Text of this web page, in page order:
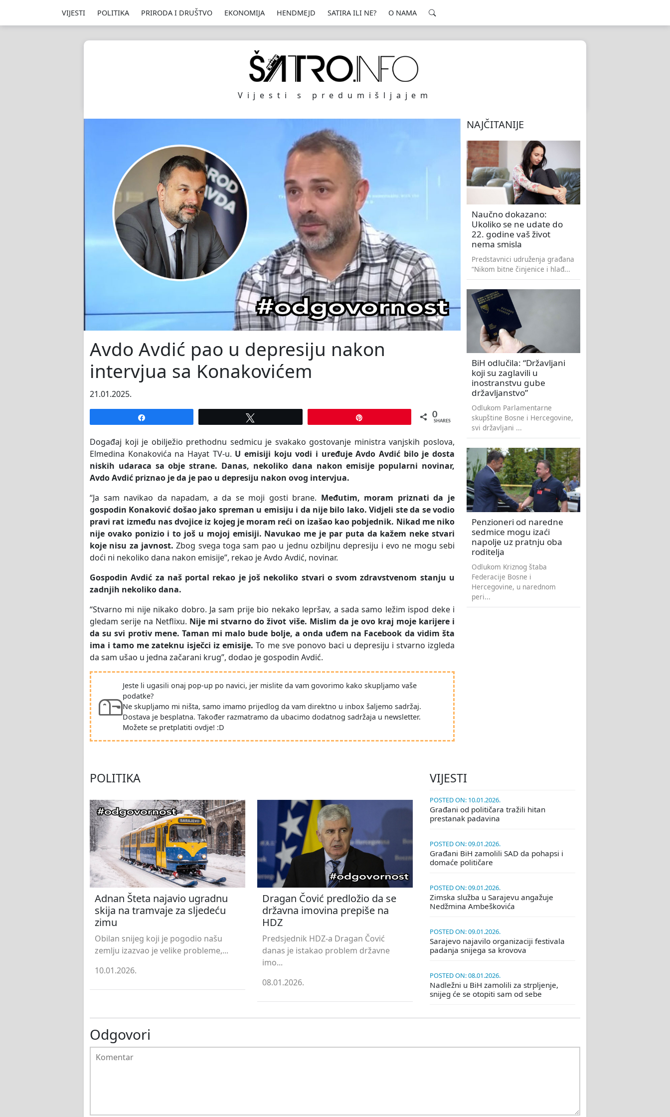
VIJESTI POLITIKA PRIRODA I DRUŠTVO EKONOMIJA HENDMEJD SATIRA ILI NE? O NAMA
Vijesti s predumišljajem
Avdo Avdić pao u depresiju nakon
intervjua sa Konakovićem
21.01.2025.
0
SHARES
Događaj koji je obilježio prethodnu sedmicu je svakako gostovanje ministra vanjskih poslova,
Elmedina Konakovića na Hayat TV-u. U emisiji koju vodi i uređuje Avdo Avdić bilo je dosta
niskih udaraca sa obje strane. Danas, nekoliko dana nakon emisije popularni novinar,
Avdo Avdić priznao je da je pao u depresiju nakon ovog intervjua.
“Ja sam navikao da napadam, a da se moji gosti brane. Međutim, moram priznati da je
gospodin Konaković došao jako spreman u emisiju i da nije bilo lako. Vidjeli ste da se vodio
pravi rat između nas dvojice iz kojeg je moram reći on izašao kao pobjednik. Nikad me niko
nije ovako ponizio i to još u mojoj emisiji. Navukao me je par puta da kažem neke stvari
koje nisu za javnost. Zbog svega toga sam pao u jednu ozbiljnu depresiju i evo ne mogu sebi
doći ni nekoliko dana nakon emisije”, rekao je Avdo Avdić, novinar.
Gospodin Avdić za naš portal rekao je još nekoliko stvari o svom zdravstvenom stanju u
zadnjih nekoliko dana.
“Stvarno mi nije nikako dobro. Ja sam prije bio nekako lepršav, a sada samo ležim ispod deke i
gledam serije na Netflixu. Nije mi stvarno do život više. Mislim da je ovo kraj moje karijere i
da su svi protiv mene. Taman mi malo bude bolje, a onda uđem na Facebook da vidim šta
ima i tamo me zateknu isječci iz emisije. To me sve ponovo baci u depresiju i stvarno izgleda
da sam ušao u jedna začarani krug”, dodao je gospodin Avdić.
Jeste li ugasili onaj pop-up po navici, jer mislite da vam govorimo kako skupljamo vaše
podatke?
Ne skupljamo mi ništa, samo imamo prijedlog da vam direktno u inbox šaljemo sadržaj.
Dostava je besplatna. Također razmatramo da ubacimo dodatnog sadržaja u newsletter.
Možete se pretplatiti ovdje! :D
NAJČITANIJE
Naučno dokazano:
Ukoliko se ne udate do
22. godine vaš život
nema smisla
Predstavnici udruženja građana
“Nikom bitne činjenice i hlađ...
BiH odlučila: “Državljani
koji su zaglavili u
inostranstvu gube
državljanstvo”
Odlukom Parlamentarne
skupštine Bosne i Hercegovine,
svi državljani ...
Penzioneri od naredne
sedmice mogu izaći
napolje uz pratnju oba
roditelja
Odlukom Kriznog štaba
Federacije Bosne i
Hercegovine, u narednom
peri...
POLITIKA
Adnan Šteta najavio ugradnu
skija na tramvaje za sljedeću
zimu
Obilan snijeg koji je pogodio našu
zemlju izazvao je velike probleme,...
10.01.2026.
Dragan Čović predložio da se
državna imovina prepiše na
HDZ
Predsjednik HDZ-a Dragan Čović
danas je istakao problem državne
imo...
08.01.2026.
VIJESTI
POSTED ON: 10.01.2026.
Građani od političara tražili hitan
prestanak padavina
POSTED ON: 09.01.2026.
Građani BiH zamolili SAD da pohapsi i
domaće političare
POSTED ON: 09.01.2026.
Zimska služba u Sarajevu angažuje
Nedžmina Ambeškovića
POSTED ON: 09.01.2026.
Sarajevo najavilo organizaciji festivala
padanja snijega sa krovova
POSTED ON: 08.01.2026.
Nadležni u BiH zamolili za strpljenje,
snijeg će se otopiti sam od sebe
Odgovori